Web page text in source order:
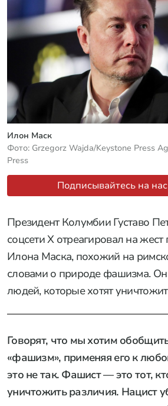
Илон Маск
Фото: Grzegorz Wajda/Keystone Press
Press
Подписывайтесь на
Президент Колумбии Густаво
соцсети X отреагировал на
Илона Маска, похожий на
словами о природе фашизма. Он
людей, которые хотят
Говорят, что мы хотим
«фашизм», применяя его к
это не так. Фашист — это тот,
уничтожить различия. Нацист